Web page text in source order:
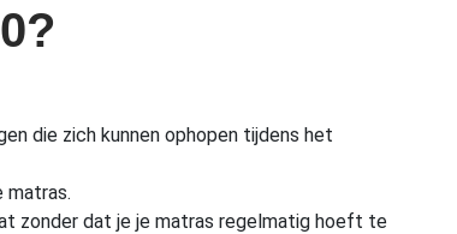
die zich kunnen ophopen tijdens het
matras.
zonder dat je je matras regelmatig hoeft te